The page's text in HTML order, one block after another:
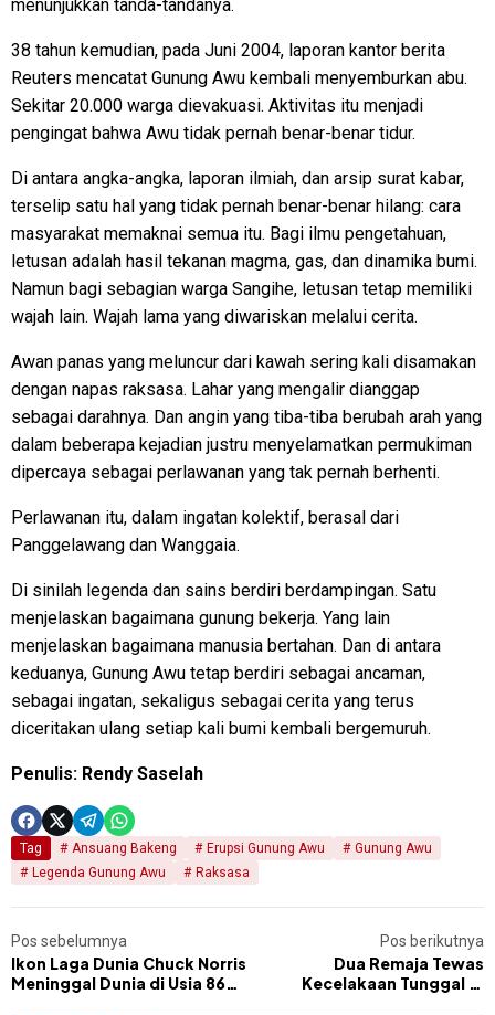
menunjukkan tanda-tandanya.
38 tahun kemudian, pada Juni 2004, laporan kantor berita
Reuters mencatat Gunung Awu kembali menyemburkan abu.
Sekitar 20.000 warga dievakuasi. Aktivitas itu menjadi
pengingat bahwa Awu tidak pernah benar-benar tidur.
Di antara angka-angka, laporan ilmiah, dan arsip surat kabar,
terselip satu hal yang tidak pernah benar-benar hilang: cara
masyarakat memaknai semua itu. Bagi ilmu pengetahuan,
letusan adalah hasil tekanan magma, gas, dan dinamika bumi.
Namun bagi sebagian warga Sangihe, letusan tetap memiliki
wajah lain. Wajah lama yang diwariskan melalui cerita.
Awan panas yang meluncur dari kawah sering kali disamakan
dengan napas raksasa. Lahar yang mengalir dianggap
sebagai darahnya. Dan angin yang tiba-tiba berubah arah yang
dalam beberapa kejadian justru menyelamatkan permukiman
dipercaya sebagai perlawanan yang tak pernah berhenti.
Perlawanan itu, dalam ingatan kolektif, berasal dari
Panggelawang dan Wanggaia.
Di sinilah legenda dan sains berdiri berdampingan. Satu
menjelaskan bagaimana gunung bekerja. Yang lain
menjelaskan bagaimana manusia bertahan. Dan di antara
keduanya, Gunung Awu tetap berdiri sebagai ancaman,
sebagai ingatan, sekaligus sebagai cerita yang terus
diceritakan ulang setiap kali bumi kembali bergemuruh.
Penulis: Rendy Saselah
Tag Ansuang Bakeng Erupsi Gunung Awu
Gunung Awu
Legenda Gunung Awu
Raksasa
Pos sebelumnya
Ikon Laga Dunia Chuck Norris
Meninggal Dunia di Usia 86
Pos berikutnya
Dua Remaja Tewas
Kecelakaan Tunggal di